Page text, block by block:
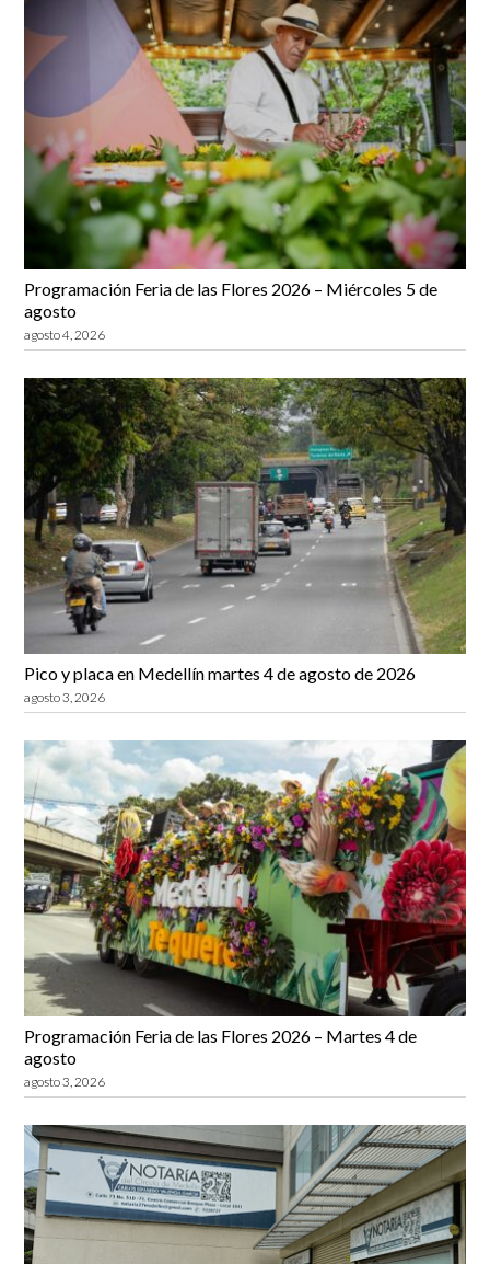
Programación Feria de las Flores 2026 – Miércoles 5 de
agosto
agosto 4, 2026
Pico y placa en Medellín martes 4 de agosto de 2026
agosto 3, 2026
Programación Feria de las Flores 2026 – Martes 4 de
agosto
agosto 3, 2026